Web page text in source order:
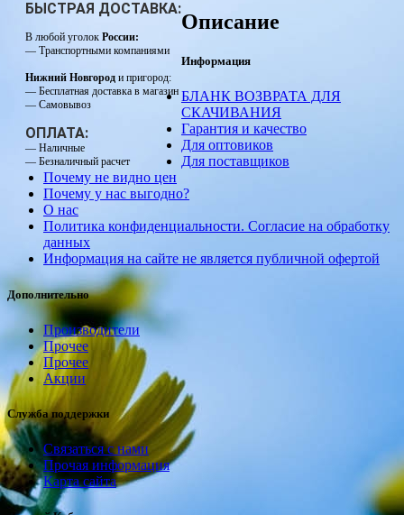
БЫСТРАЯ ДОСТАВКА:
В любой уголок России:
— Транспортными компаниями
Нижний Новгород и пригород:
— Бесплатная доставка в магазин
— Самовывоз
ОПЛАТА:
— Наличные
— Безналичный расчет
Описание
Информация
БЛАНК ВОЗВРАТА ДЛЯ
СКАЧИВАНИЯ
Гарантия и качество
Для оптовиков
Для поставщиков
Почему не видно цен
Почему у нас выгодно?
О нас
Политика конфиденциальности. Согласие на обработку
данных
Информация на сайте не является публичной офертой
Дополнительно
Производители
Прочее
Прочее
Акции
Служба поддержки
Связаться с нами
Прочая информация
Карта сайта